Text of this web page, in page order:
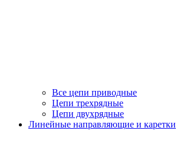
Все цепи приводные
Цепи трехрядные
Цепи двухрядные
Линейные направляющие и каретки